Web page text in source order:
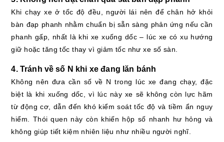
Khi chạy xe ở tốc độ đều, người lái nên để chân hở khỏi
bàn đạp phanh nhằm chuẩn bị sẵn sàng phản ứng nếu cần
phanh gấp, nhất là khi xe xuống dốc – lúc xe có xu hướng
giữ hoặc tăng tốc thay vì giảm tốc như xe số sàn.
4. Tránh về số N khi xe đang lăn bánh
Không nên đưa cần số về N trong lúc xe đang chạy, đặc
biệt là khi xuống dốc, vì lúc này xe sẽ không còn lực hãm
từ động cơ, dẫn đến khó kiểm soát tốc độ và tiềm ẩn nguy
hiểm. Thói quen này còn khiến hộp số nhanh hư hỏng và
không giúp tiết kiệm nhiên liệu như nhiều người nghĩ.